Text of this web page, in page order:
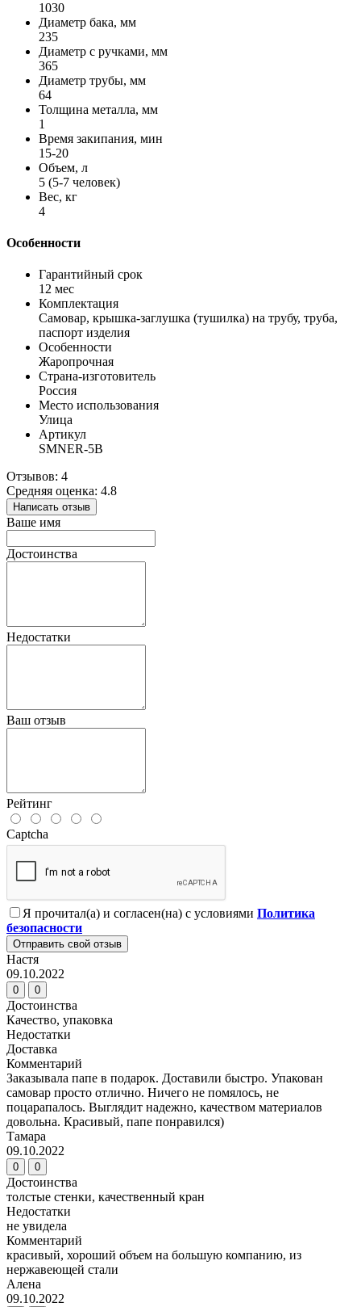
1030
Диаметр бака, мм
235
Диаметр с ручками, мм
365
Диаметр трубы, мм
64
Толщина металла, мм
1
Время закипания, мин
15-20
Объем, л
5 (5-7 человек)
Вес, кг
4
Особенности
Гарантийный срок
12 мес
Комплектация
Самовар, крышка-заглушка (тушилка) на трубу, труба,
паспорт изделия
Особенности
Жаропрочная
Страна-изготовитель
Россия
Место использования
Улица
Артикул
SMNER-5B
Отзывов: 4
Средняя оценка: 4.8
Написать отзыв
Ваше имя
Достоинства
Недостатки
Ваш отзыв
Рейтинг
Captcha
Я прочитал(а) и согласен(на) с условиями Политика
безопасности
Отправить свой отзыв
Настя
09.10.2022
0 0
Достоинства
Качество, упаковка
Недостатки
Доставка
Комментарий
Заказывала папе в подарок. Доставили быстро. Упакован
самовар просто отлично. Ничего не помялось, не
поцарапалось. Выглядит надежно, качеством материалов
довольна. Красивый, папе понравился)
Тамара
09.10.2022
0 0
Достоинства
толстые стенки, качественный кран
Недостатки
не увидела
Комментарий
красивый, хороший объем на большую компанию, из
нержавеющей стали
Алена
09.10.2022